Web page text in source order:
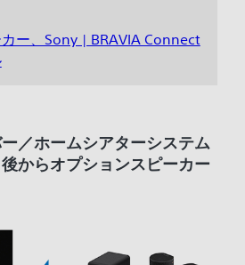
ー、Sony | BRAVIA Connect
／ホームシアターシステム
からオプションスピーカー